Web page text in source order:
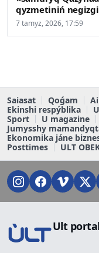
qyzmetiniń
7 tamyz, 2026, 17:59
Saiasat Qoǵam
Ekinshi respýblika
Sport
U magazine
Jumysshy
Ekonomika jáne
Posttimes
ULT
Ult